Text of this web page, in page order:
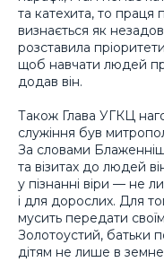
та катехита, то праця
визнається як
розставила
щоб навчати людей
додав він.
Також Глава УГКЦ
служіння був
За словами
та візитах до людей
у пізнанні віри — не
і для дорослих. Для
мусить передати
Золотоустий, батьки
дітям не лише в